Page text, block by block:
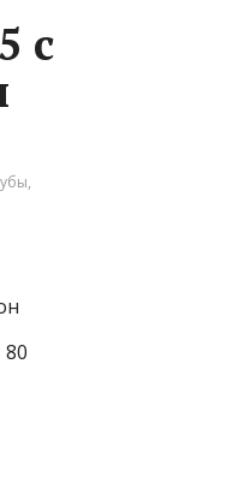
с
,
80